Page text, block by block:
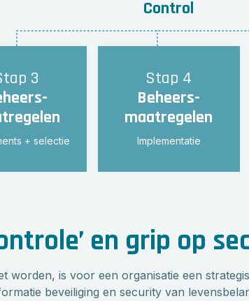
3
+ selectie
Stap 4
Beheers-
maatregelen
Implementatie
en grip op
worden, is voor een organisatie een
beveiliging en security van